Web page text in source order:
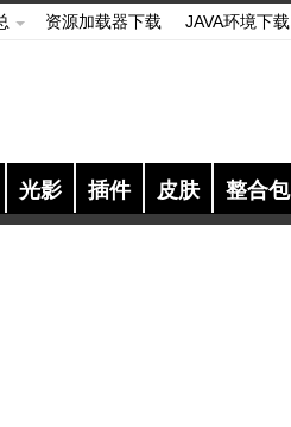
资源加载器下载 JAVA环境下载
光影 插件 皮肤 整合包